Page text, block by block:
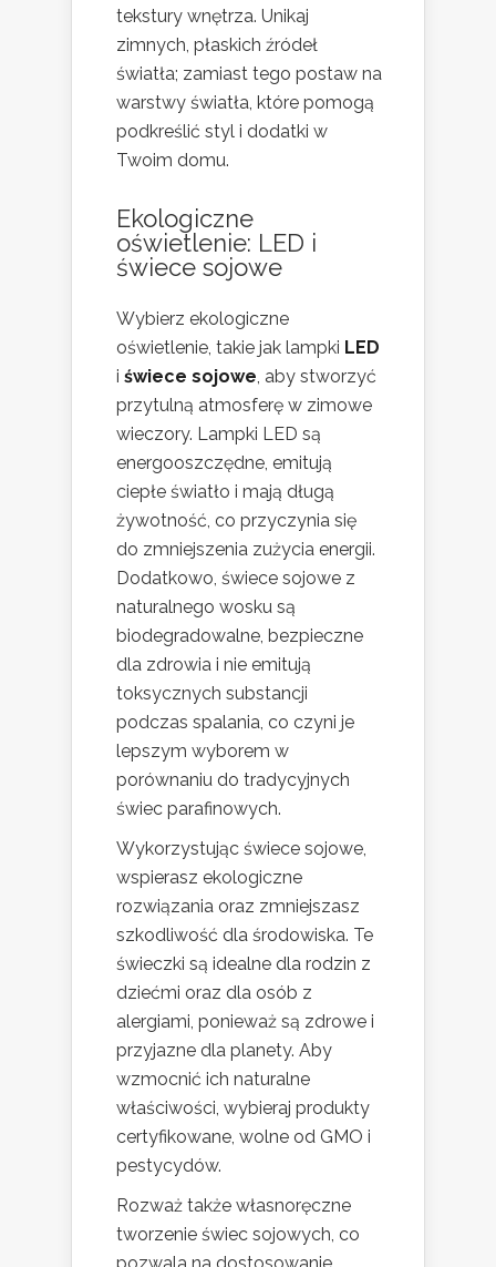
tekstury wnętrza. Unikaj
zimnych, płaskich źródeł
światła; zamiast tego postaw na
warstwy światła, które pomogą
podkreślić styl i dodatki w
Twoim domu.
Ekologiczne
oświetlenie: LED i
świece sojowe
Wybierz ekologiczne
oświetlenie, takie jak lampki LED
i świece sojowe, aby stworzyć
przytulną atmosferę w zimowe
wieczory. Lampki LED są
energooszczędne, emitują
ciepłe światło i mają długą
żywotność, co przyczynia się
do zmniejszenia zużycia energii.
Dodatkowo, świece sojowe z
naturalnego wosku są
biodegradowalne, bezpieczne
dla zdrowia i nie emitują
toksycznych substancji
podczas spalania, co czyni je
lepszym wyborem w
porównaniu do tradycyjnych
świec parafinowych.
Wykorzystując świece sojowe,
wspierasz ekologiczne
rozwiązania oraz zmniejszasz
szkodliwość dla środowiska. Te
świeczki są idealne dla rodzin z
dziećmi oraz dla osób z
alergiami, ponieważ są zdrowe i
przyjazne dla planety. Aby
wzmocnić ich naturalne
właściwości, wybieraj produkty
certyfikowane, wolne od GMO i
pestycydów.
Rozważ także własnoręczne
tworzenie świec sojowych, co